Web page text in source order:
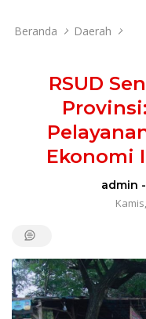
Beranda Daerah
RSUD
Ekonomi
admin -